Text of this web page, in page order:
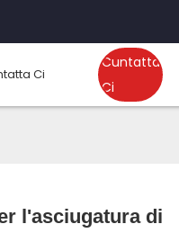
Ci
Cuntatta
Ci
l'asciugatura di